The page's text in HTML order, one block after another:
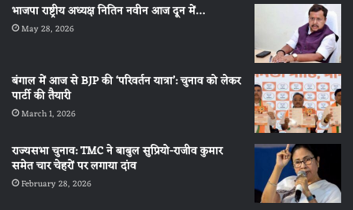
भाजपा राष्ट्रीय अध्यक्ष नितिन नवीन आज दून में…
May 28, 2026
बंगाल में आज से BJP की ‘परिवर्तन यात्रा’: चुनाव को लेकर
पार्टी की तैयारी
March 1, 2026
राज्यसभा चुनाव: TMC ने बाबुल सुप्रियो-राजीव कुमार
समेत चार चेहरों पर लगाया दांव
February 28, 2026